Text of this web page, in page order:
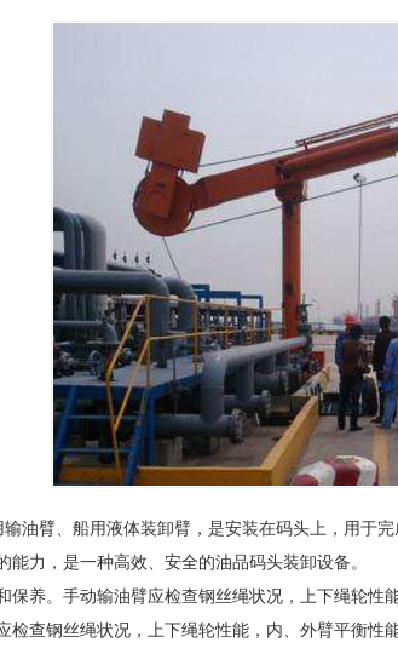
臂、船用液体装卸臂，是安装在码头上，用于完
能力，是一种高效、安全的油品码头装卸设备。
养。手动输油臂应检查钢丝绳状况，上下绳轮性
检查钢丝绳状况，上下绳轮性能，内、外臂平衡